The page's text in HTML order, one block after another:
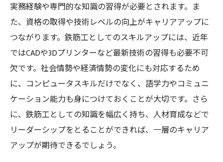
実務経験や専門的な知識の習得が必要とされます。ま
た、資格の取得や技術レベルの向上がキャリアアップに
つながります。鉄筋工としてのスキルアップには、近年
ではCADや3Dプリンターなど最新技術の習得も必要不可
欠です。社会情勢や経済情勢の変化にも対応するため
に、コンピュータスキルだけでなく、語学力やコミュニ
ケーション能力も身につけておくことが大切です。さら
に、鉄筋工としての知識を幅広く持ち、人材育成などで
リーダーシップをとることができれば、一層のキャリア
アップが期待できるでしょう。